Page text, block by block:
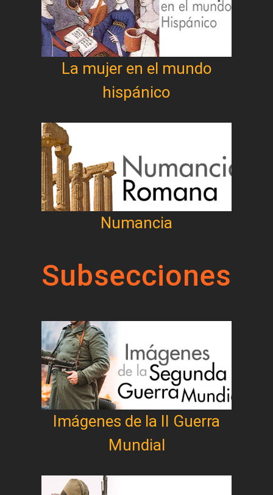
La mujer en el mundo
hispánico
Numancia
Subsecciones
Imágenes de la II Guerra
Mundial